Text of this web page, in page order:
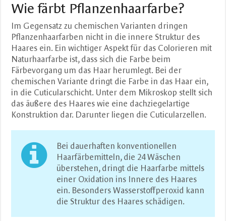
Wie färbt Pflanzenhaarfarbe?
Im Gegensatz zu chemischen Varianten dringen
Pflanzenhaarfarben nicht in die innere Struktur des
Haares ein. Ein wichtiger Aspekt für das Colorieren mit
Naturhaarfarbe ist, dass sich die Farbe beim
Färbevorgang um das Haar herumlegt. Bei der
chemischen Variante dringt die Farbe in das Haar ein,
in die Cuticularschicht. Unter dem Mikroskop stellt sich
das äußere des Haares wie eine dachziegelartige
Konstruktion dar. Darunter liegen die Cuticularzellen.
Bei dauerhaften konventionellen
Haarfärbemitteln, die 24 Wäschen
überstehen, dringt die Haarfarbe mittels
einer Oxidation ins Innere des Haares
ein. Besonders Wasserstoffperoxid kann
die Struktur des Haares schädigen.